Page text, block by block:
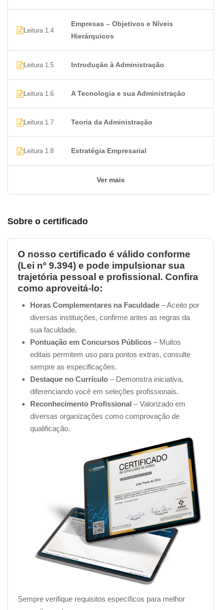
Leitura 1.4
Empresas – Objetivos e Níveis
Hierárquicos
Leitura 1.5 Introdução à Administração
Leitura 1.6 A Tecnologia e sua Administração
Leitura 1.7 Teoria da Administração
Leitura 1.8 Estratégia Empresarial
Ver mais
Sobre o certificado
O nosso certificado é válido conforme
(Lei nº 9.394) e pode impulsionar sua
trajetória pessoal e profissional. Confira
como aproveitá-lo:
Horas Complementares na Faculdade – Aceito por
diversas instituições, confirme antes as regras da
sua faculdade.
Pontuação em Concursos Públicos – Muitos
editais permitem uso para pontos extras, consulte
sempre as especificações.
Destaque no Currículo – Demonstra iniciativa,
diferenciando você em seleções profissionais.
Reconhecimento Profissional – Valorizado em
diversas organizações como comprovação de
qualificação.
Sempre verifique requisitos específicos para melhor